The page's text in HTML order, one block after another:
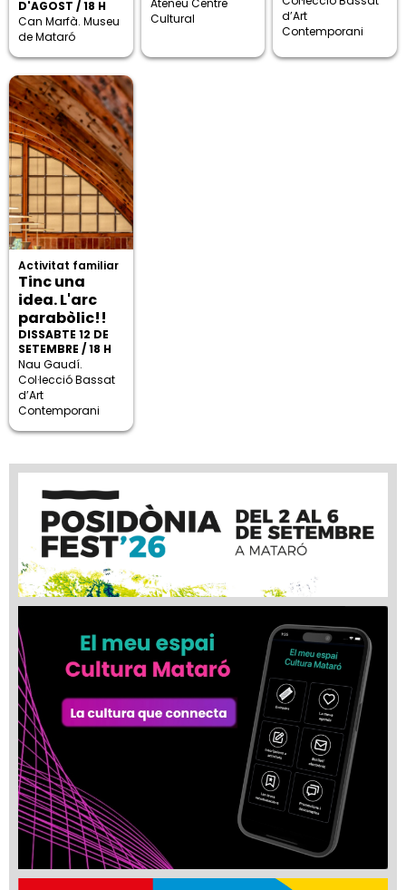
D'AGOST / 18 H
Can Marfà. Museu
de Mataró
Cultural
d’Art
Contemporani
Activitat familiar
Tinc una
idea. L'arc
parabòlic!!
DISSABTE 12 DE
SETEMBRE / 18 H
Nau Gaudí.
Col·lecció Bassat
d’Art
Contemporani